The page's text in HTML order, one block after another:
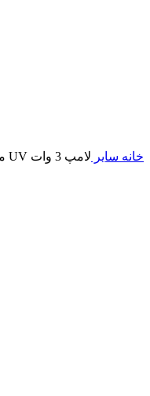
خانه سایر لامپ 3 وات UV مدل USB